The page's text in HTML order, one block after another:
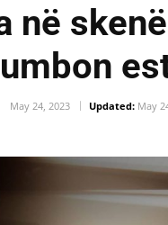
në
May 24, 2023 Updated: May